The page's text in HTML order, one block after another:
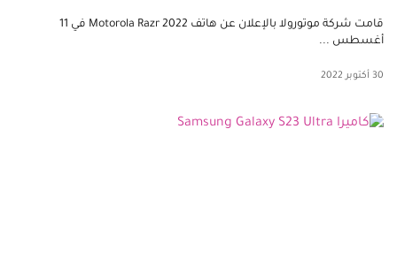
قامت شركة موتورولا بالإعلان عن هاتف Motorola Razr 2022 في 11
أغسطس ...
30 أكتوبر 2022